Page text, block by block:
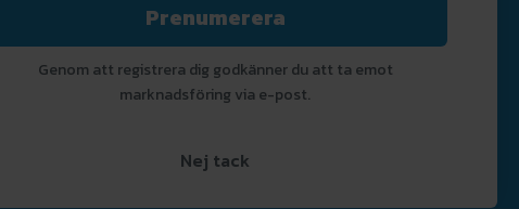
Prenumerera
Genom att registrera dig godkänner du att ta emot
marknadsföring via e-post.
Nej tack